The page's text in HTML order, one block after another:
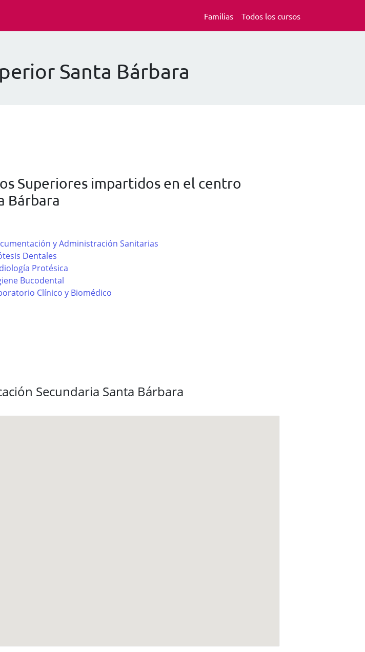
Familias Todos los cursos
Santa Bárbara
Superiores impartidos en el centro
Bárbara
y Administración Sanitarias
Dentales
Protésica
Bucodental
Clínico y Biomédico
Secundaria Santa Bárbara